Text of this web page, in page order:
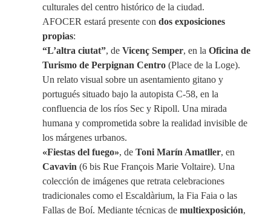
culturales del centro histórico de la ciudad.
AFOCER estará presente con dos exposiciones
propias:
“L’altra ciutat”, de Vicenç Semper, en la Oficina de
Turismo de Perpignan Centro (Place de la Loge).
Un relato visual sobre un asentamiento gitano y
portugués situado bajo la autopista C-58, en la
confluencia de los ríos Sec y Ripoll. Una mirada
humana y comprometida sobre la realidad invisible de
los márgenes urbanos.
«Fiestas del fuego», de Toni Marín Amatller, en
Cavavin (6 bis Rue François Marie Voltaire). Una
colección de imágenes que retrata celebraciones
tradicionales como el Escaldàrium, la Fia Faia o las
Fallas de Boí. Mediante técnicas de multiexposición,